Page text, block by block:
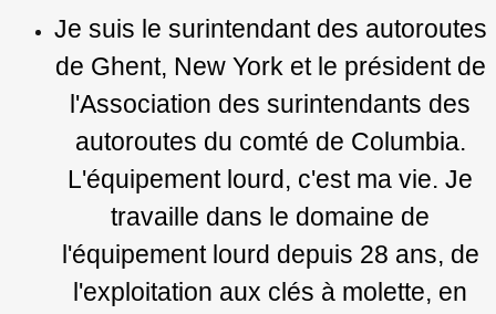
Je suis le surintendant des autoroutes
de Ghent, New York et le président de
l'Association des surintendants des
autoroutes du comté de Columbia.
L'équipement lourd, c'est ma vie. Je
travaille dans le domaine de
l'équipement lourd depuis 28 ans, de
l'exploitation aux clés à molette, en